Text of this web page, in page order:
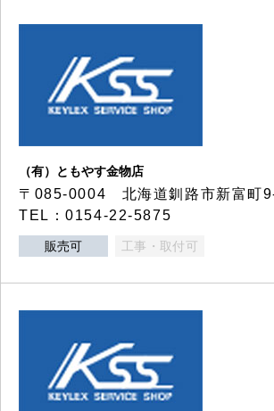
（有）ともやす金物店
〒085-0004 北海道釧路市新富町
TEL：0154-22-5875
販売可 工事・取付可